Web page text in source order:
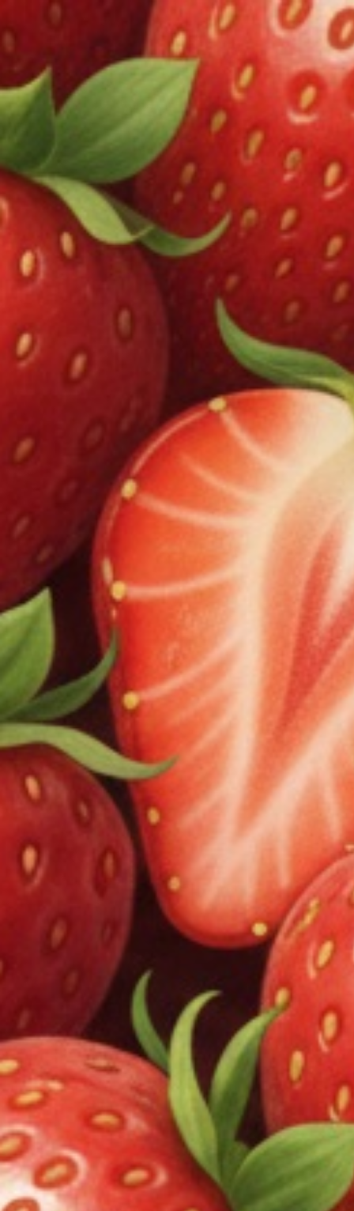
【重要】保証・キャンセルポリシーを改訂しました｜ご利用前に必ずお読みください
0
FAQ
MY MOODSに関して、よくお問い合わせいただく質問をまとめ
ております。
以下にご相談内容がない場合は、
お問合せフォーム
より、ご連
絡ください。
ALL
MyMoods VAPEについて
保証・キャンセルについて
注文について
配送について
銀行払いについて
購入・販売について
MyMoodsの公式サイト以外でも製品の購入は可能で
すか？
VAPEとは何ですか？
iQOS、Ploom TECHとの違いは何ですか？
紙巻きたばことの違いは何ですか？
故障したときにはどうすればいい？